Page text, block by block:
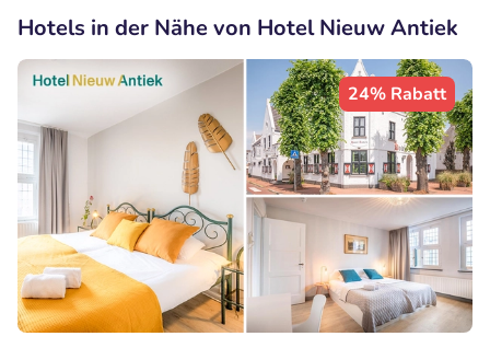
Hotels in der Nähe von Hotel Nieuw Antiek
24% Rabatt